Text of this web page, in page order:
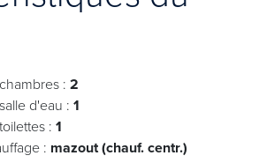
: 2
d'eau : 1
: 1
: mazout (chauf. centr.)